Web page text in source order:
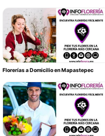
Florerías a Domicilio en Mapastepec